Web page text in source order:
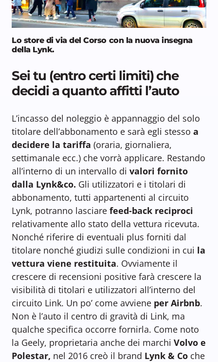
Lo store di via del Corso con la nuova insegna
della Lynk.
Sei tu (entro certi limiti) che
decidi a quanto affitti l’auto
L’incasso del noleggio è appannaggio del solo
titolare dell’abbonamento e sarà egli stesso a
decidere la tariffa (oraria, giornaliera,
settimanale ecc.) che vorrà applicare. Restando
all’interno di un intervallo di valori fornito
dalla Lynk&co. Gli utilizzatori e i titolari di
abbonamento, tutti appartenenti al circuito
Lynk, potranno lasciare feed-back reciproci
relativamente allo stato della vettura ricevuta.
Nonché riferire di eventuali plus forniti dal
titolare nonché giudizi sulle condizioni in cui la
vettura viene restituita. Ovviamente il
crescere di recensioni positive farà crescere la
visibilità di titolari e utilizzatori all’interno del
circuito Link. Un po’ come avviene per Airbnb.
Non è l’auto il centro di gravità di Link, ma
qualche specifica occorre fornirla. Come noto
la Geely, proprietaria anche dei marchi Volvo e
Polestar, nel 2016 creò il brand Lynk & Co che